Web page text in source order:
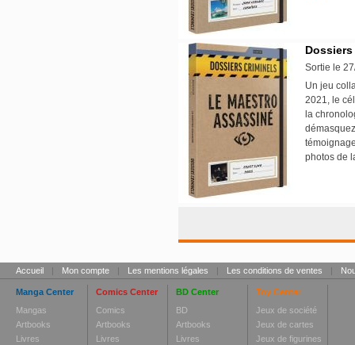
Sortie le
Un jeu
2021, le
la
photos de
Accueil | Mon compte | Les mentions légales | Les conditions de ventes |
Manga Center
Mangas
Artbooks
Livres
Comics Center
Comics
Artbooks
Livres
BD Center
BD
Artbooks
Livres
Toy Center
Jeux de société
Jeux de cartes
Jeux de figurines